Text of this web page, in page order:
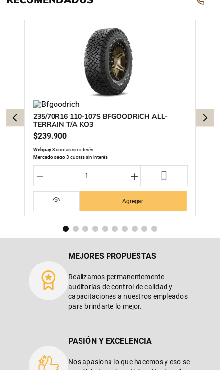
235/70R16 110-107S BFGOODRICH ALL-
TERRAIN T/A KO3
$239.900
Webpay3 cuotas sin interés
Mercado pago3 cuotas sin interés
＋
－
Agregar
MEJORES PROPUESTAS
Realizamos permanentemente
auditorías de control de calidad y
capacitaciones a nuestros empleados
para brindarte lo mejor.
PASIÓN Y EXCELENCIA
Nos apasiona lo que hacemos y eso se